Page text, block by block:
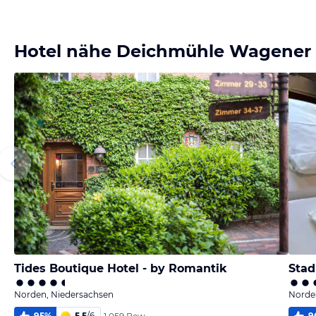
Hotel nähe Deichmühle Wagener
Tides Boutique Hotel - by Romantik
Norden, Niedersachsen